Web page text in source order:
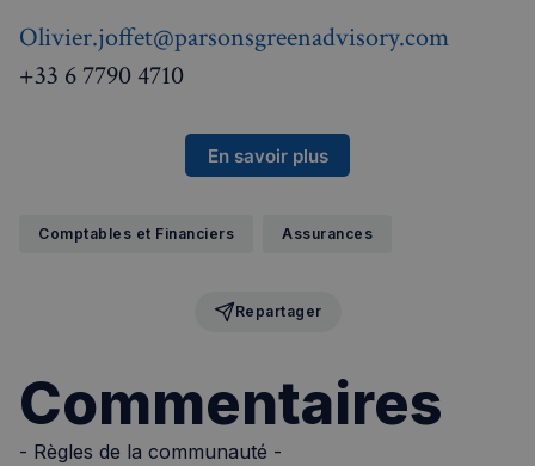
Olivier.joffet@parsonsgreenadvisory.com
+33 6 7790 4710
En savoir plus
Comptables et Financiers Assurances
Repartager
Commentaires
- Règles de la communauté -